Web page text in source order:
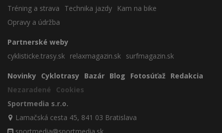
Tréning a strava
Technika jazdy
Kam na bike
Opravy a údržba
Partnerské weby
cyklisticke.trasy.sk relaxmagazin.sk surfmagazin.sk
Novinky Cyklotrasy Bazár Blog Fotosúťaž Redakcia
Nezaradené
Cookies
Sportmedia s.r.o.
Lamačská cesta 45, 841 03 Bratislava